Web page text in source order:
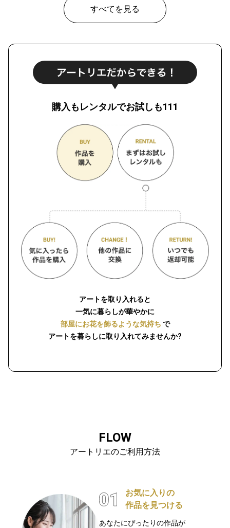
すべてを見る
購入もレンタルでお試しも111
アートを取り入れると
一気に暮らしが華やかに
部屋にお花を飾るような気持ち で
アートを暮らしに取り入れてみませんか?
FLOW
アートリエのご利用方法
お気に入りの
作品を見つける
あなたにぴったりの作品が